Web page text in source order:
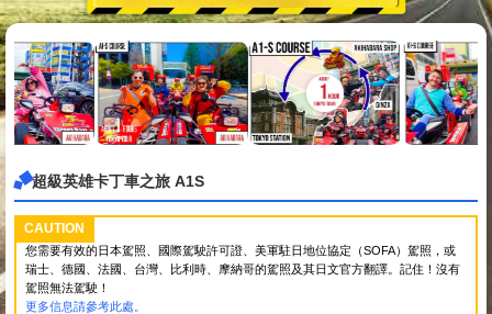
超級英雄卡丁車之旅 A1S
CAUTION
您需要有效的日本駕照、國際駕駛許可證、美軍駐日地位協定（SOFA）駕照，或
瑞士、德國、法國、台灣、比利時、摩納哥的駕照及其日文官方翻譯。記住！沒有
駕照無法駕駛！
更多信息請參考此處。